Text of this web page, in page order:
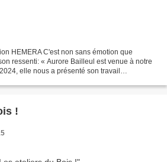
HEMERA C'est non sans émotion que
ressenti: « Aurore Bailleul est venue à notre
elle nous a présenté son travail
!